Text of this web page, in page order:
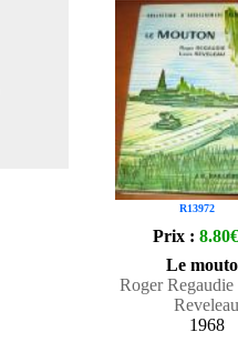
R13972
Prix : 8.80€
Le
Roger
Reveleau
1968